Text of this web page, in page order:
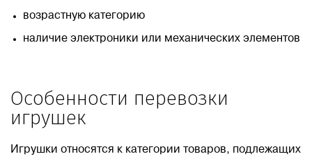
возрастную категорию
наличие электроники или механических элементов
Особенности перевозки
игрушек
Игрушки относятся к категории товаров, подлежащих